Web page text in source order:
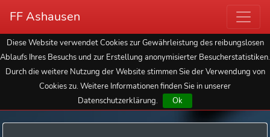
FF Ashausen
Diese Website verwendet Cookies zur Gewährleistung des reibungslosen
Ablaufs Ihres Besuchs und zur Erstellung anonymisierter Besucherstatistiken.
Durch die weitere Nutzung der Website stimmen Sie der Verwendung von
Cookies zu. Weitere Informationen finden Sie in unserer
Datenschutzerklärung.
Ok